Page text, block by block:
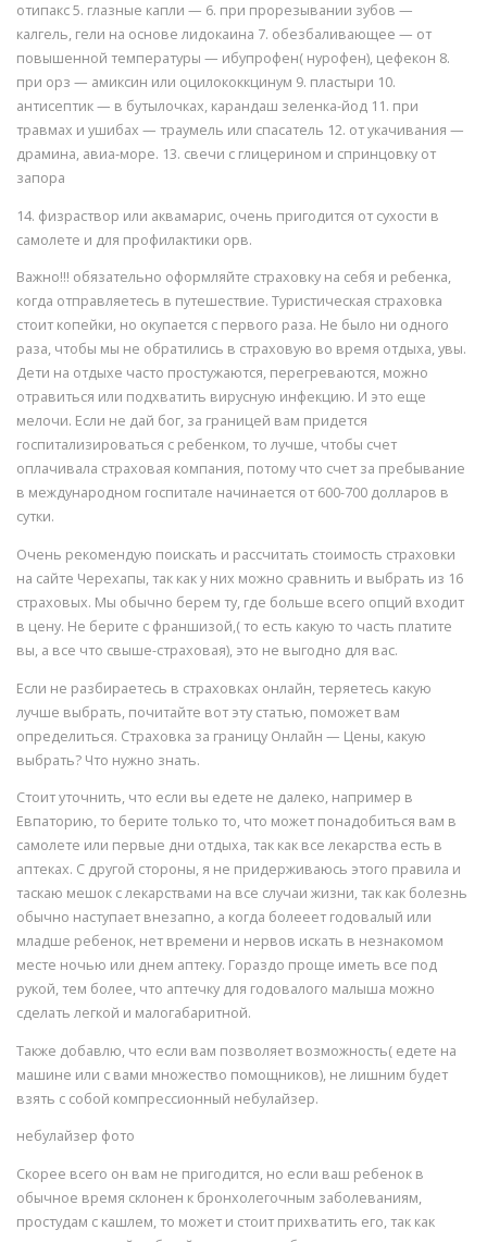
отипакс 5. глазные капли — 6. при прорезывании зубов —
калгель, гели на основе лидокаина 7. обезбаливающее — от
повышенной температуры — ибупрофен( нурофен), цефекон 8.
при орз — амиксин или оцилококкцинум 9. пластыри 10.
антисептик — в бутылочках, карандаш зеленка-йод 11. при
травмах и ушибах — траумель или спасатель 12. от укачивания —
драмина, авиа-море. 13. свечи с глицерином и спринцовку от
запора
14. физраствор или аквамарис, очень пригодится от сухости в
самолете и для профилактики орв.
Важно!!! обязательно оформляйте страховку на себя и ребенка,
когда отправляетесь в путешествие. Туристическая страховка
стоит копейки, но окупается с первого раза. Не было ни одного
раза, чтобы мы не обратились в страховую во время отдыха, увы.
Дети на отдыхе часто простужаются, перегреваются, можно
отравиться или подхватить вирусную инфекцию. И это еще
мелочи. Если не дай бог, за границей вам придется
госпитализироваться с ребенком, то лучше, чтобы счет
оплачивала страховая компания, потому что счет за пребывание
в международном госпитале начинается от 600-700 долларов в
сутки.
Очень рекомендую поискать и рассчитать стоимость страховки
на сайте Черехапы, так как у них можно сравнить и выбрать из 16
страховых. Мы обычно берем ту, где больше всего опций входит
в цену. Не берите с франшизой,( то есть какую то часть платите
вы, а все что свыше-страховая), это не выгодно для вас.
Если не разбираетесь в страховках онлайн, теряетесь какую
лучше выбрать, почитайте вот эту статью, поможет вам
определиться. Страховка за границу Онлайн — Цены, какую
выбрать? Что нужно знать.
Стоит уточнить, что если вы едете не далеко, например в
Евпаторию, то берите только то, что может понадобиться вам в
самолете или первые дни отдыха, так как все лекарства есть в
аптеках. С другой стороны, я не придерживаюсь этого правила и
таскаю мешок с лекарствами на все случаи жизни, так как болезнь
обычно наступает внезапно, а когда болееет годовалый или
младше ребенок, нет времени и нервов искать в незнакомом
месте ночью или днем аптеку. Гораздо проще иметь все под
рукой, тем более, что аптечку для годовалого малыша можно
сделать легкой и малогабаритной.
Также добавлю, что если вам позволяет возможность( едете на
машине или с вами множество помощников), не лишним будет
взять с собой компрессионный небулайзер.
небулайзер фото
Скорее всего он вам не пригодится, но если ваш ребенок в
обычное время склонен к бронхолегочным заболеваниям,
простудам с кашлем, то может и стоит прихватить его, так как